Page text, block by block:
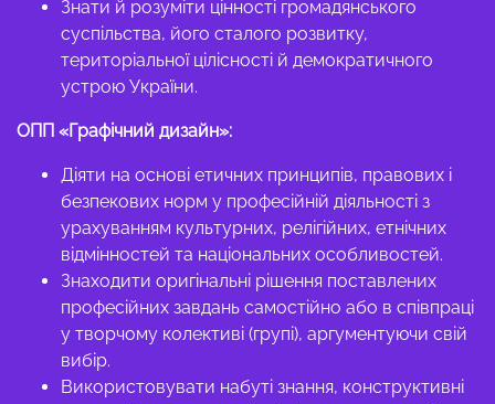
Знати й розуміти цінності громадянського
суспільства, його сталого розвитку,
територіальної цілісності й демократичного
устрою України.
ОПП «Графічний дизайн»:
Діяти на основі етичних принципів, правових і
безпекових норм у професійній діяльності з
урахуванням культурних, релігійних, етнічних
відмінностей та національних особливостей.
Знаходити оригінальні рішення поставлених
професійних завдань самостійно або в співпраці
у творчому колективі (групі), аргументуючи свій
вибір.
Використовувати набуті знання, конструктивні